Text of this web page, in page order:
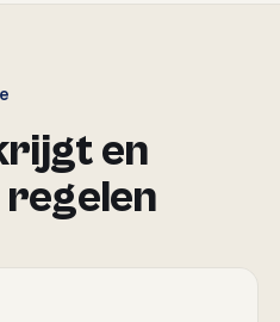
en